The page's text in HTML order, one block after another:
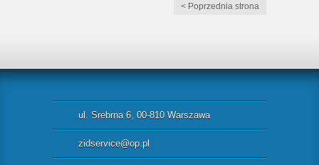
< Poprzednia strona
ul. Srebrna 6, 00-810 Warszawa
zidservice@op.pl